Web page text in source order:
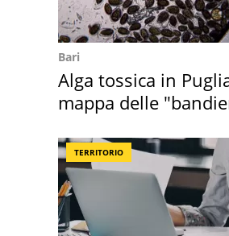
Bari
Alga tossica in
mappa delle
TERRITORIO